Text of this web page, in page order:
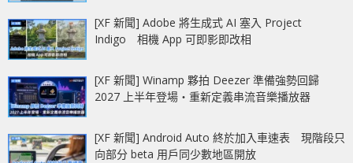
[XF 新聞] Adobe 將生成式 AI 塞入 Project
Indigo 相機 App 可即影即改相
[XF 新聞] Winamp 夥拍 Deezer 準備強勢回歸
2027 上半年登場‧重新定義串流音樂播放器
[XF 新聞] Android Auto 終於加入車速表 現階段只
向部分 beta 用戶同少數地區開放